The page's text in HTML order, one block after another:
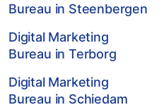
Bureau in Steenbergen
Digital Marketing
Bureau in Terborg
Digital Marketing
Bureau in Schiedam